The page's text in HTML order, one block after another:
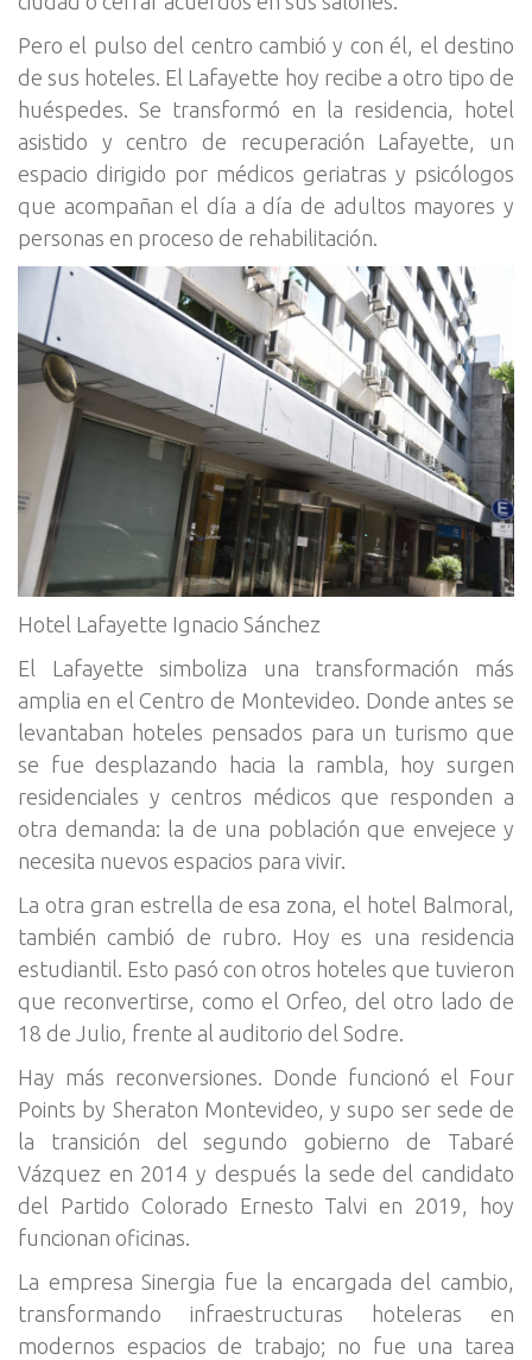
Pero el pulso del centro cambió y con él, el destino
de sus hoteles. El Lafayette hoy recibe a otro tipo de
huéspedes. Se transformó en la residencia, hotel
asistido y centro de recuperación Lafayette, un
espacio dirigido por médicos geriatras y psicólogos
que acompañan el día a día de adultos mayores y
personas en proceso de rehabilitación.
Hotel Lafayette Ignacio Sánchez
El Lafayette simboliza una transformación más
amplia en el Centro de Montevideo. Donde antes se
levantaban hoteles pensados para un turismo que
se fue desplazando hacia la rambla, hoy surgen
residenciales y centros médicos que responden a
otra demanda: la de una población que envejece y
necesita nuevos espacios para vivir.
La otra gran estrella de esa zona, el hotel Balmoral,
también cambió de rubro. Hoy es una residencia
estudiantil. Esto pasó con otros hoteles que tuvieron
que reconvertirse, como el Orfeo, del otro lado de
18 de Julio, frente al auditorio del Sodre.
Hay más reconversiones. Donde funcionó el Four
Points by Sheraton Montevideo, y supo ser sede de
la transición del segundo gobierno de Tabaré
Vázquez en 2014 y después la sede del candidato
del Partido Colorado Ernesto Talvi en 2019, hoy
funcionan oficinas.
La empresa Sinergia fue la encargada del cambio,
transformando infraestructuras hoteleras en
modernos espacios de trabajo; no fue una tarea